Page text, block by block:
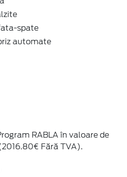
spate
automate
Fără TVA).